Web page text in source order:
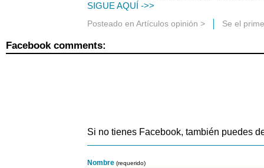
SIGUE AQUÍ ->>
Posteado en Artículos opinión > Se el
Facebook comments:
Si no tienes Facebook, también puedes
Nombre (requerido)